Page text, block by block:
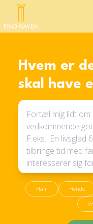
Hvem er
skal have
Ham Hende